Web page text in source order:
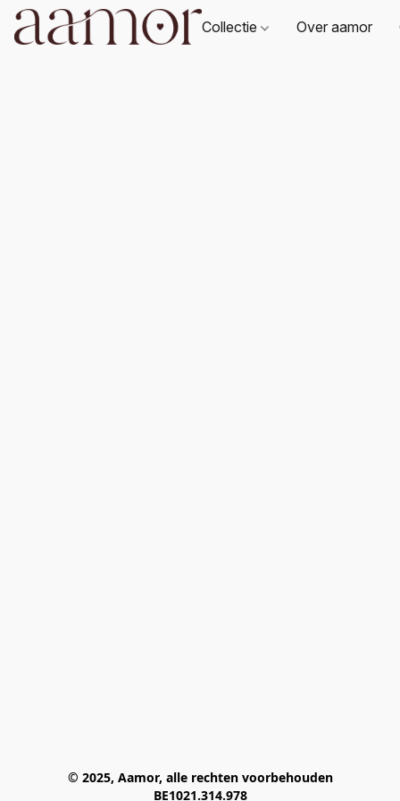
Collectie Over aamor
© 2025, Aamor, alle rechten voorbehouden
BE1021.314.978